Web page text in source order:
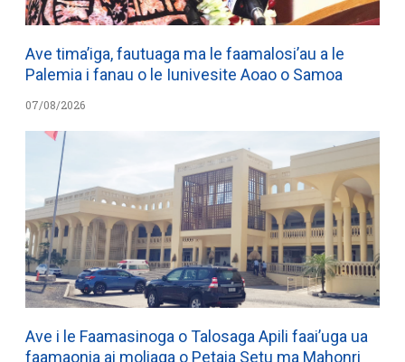
Ave tima’iga, fautuaga ma le faamalosi’au a le
Palemia i fanau o le Iunivesite Aoao o Samoa
07/08/2026
Ave i le Faamasinoga o Talosaga Apili faai’uga ua
faamaonia ai moliaga o Petaia Setu ma Mahonri